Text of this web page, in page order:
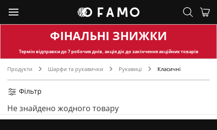
ФІНАЛЬНІ ЗНИЖКИ
Термін відправкидо 7 робочих днів, акція діє до закінчення акційних товарів
Продукти Шарфи та рукавички Рукавиці Класичні
Фільтр
Не знайдено жодного товару